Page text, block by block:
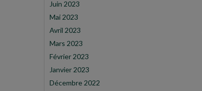
Juin 2023
Mai 2023
Avril 2023
Mars 2023
Février 2023
Janvier 2023
Décembre 2022